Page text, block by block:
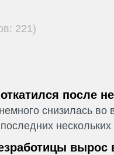
221)
после
снизилась во
вырос